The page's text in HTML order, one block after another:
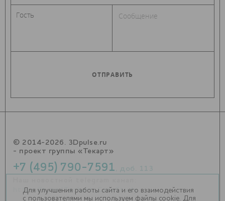
© 2014-2026. 3Dpulse.ru
- проект группы «Текарт»
+7 (495) 790-7591
https://t.me/Techart_CaseStudy
Для улучшения работы сайта и его взаимодействия
с пользователями мы используем файлы cookie. Для